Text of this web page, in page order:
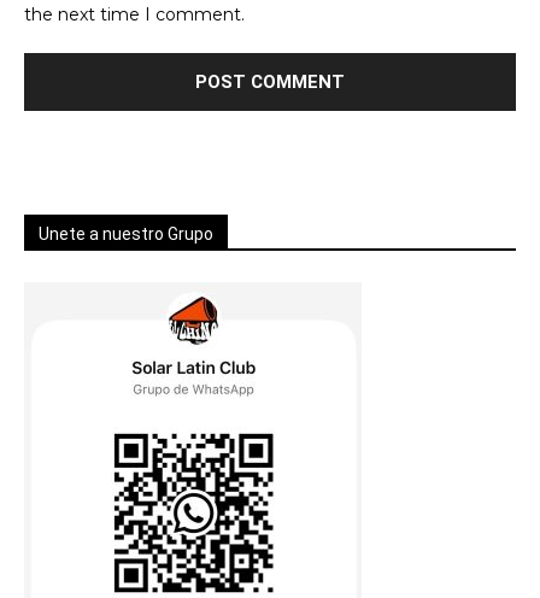
the next time I comment.
Unete a nuestro Grupo